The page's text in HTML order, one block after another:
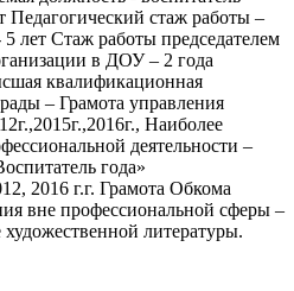
стаж работы –
лет Стаж работы председателем
в ДОУ – 2 года
квалификационная
– Грамота управления
Наиболее
деятельности –
года»
2016 г.г. Грамота Обкома
вне профессиональной сферы –
литературы.